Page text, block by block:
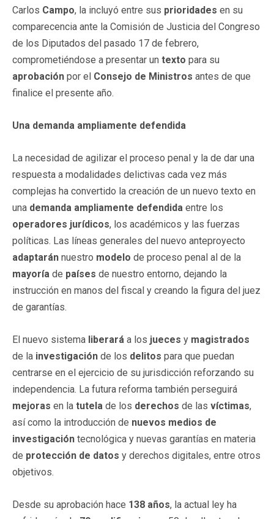
Carlos Campo, la incluyó entre sus prioridades en su
comparecencia ante la Comisión de Justicia del Congreso
de los Diputados del pasado 17 de febrero,
comprometiéndose a presentar un texto para su
aprobación por el Consejo de Ministros antes de que
finalice el presente año.
Una demanda ampliamente defendida
La necesidad de agilizar el proceso penal y la de dar una
respuesta a modalidades delictivas cada vez más
complejas ha convertido la creación de un nuevo texto en
una demanda ampliamente defendida entre los
operadores jurídicos, los académicos y las fuerzas
políticas. Las líneas generales del nuevo anteproyecto
adaptarán nuestro modelo de proceso penal al de la
mayoría de países de nuestro entorno, dejando la
instrucción en manos del fiscal y creando la figura del juez
de garantías.
El nuevo sistema liberará a los jueces y magistrados
de la investigación de los delitos para que puedan
centrarse en el ejercicio de su jurisdicción reforzando su
independencia. La futura reforma también perseguirá
mejoras en la tutela de los derechos de las víctimas,
así como la introducción de nuevos medios de
investigación tecnológica y nuevas garantías en materia
de protección de datos y derechos digitales, entre otros
objetivos.
Desde su aprobación hace 138 años, la actual ley ha